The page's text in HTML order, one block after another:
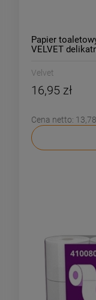
Papier
VELVET
Velvet
16,95 zł
Cena netto: